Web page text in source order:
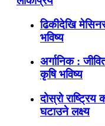
ढिकीदेखि
भविष्य
अर्गानिक :
कृषि भविष्य
दोस्रो
घटाउने लक्ष्य